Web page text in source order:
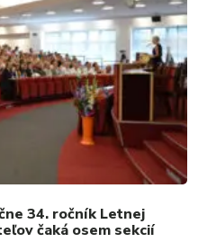
34. ročník Letnej
čaká osem sekcií